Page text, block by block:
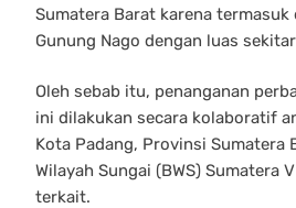
Sumatera Barat karena termasuk
Gunung Nago dengan luas
Oleh sebab itu, penanganan
ini dilakukan secara kolaboratif
Kota Padang, Provinsi Sumatera
Wilayah Sungai (BWS) Sumatera
terkait.